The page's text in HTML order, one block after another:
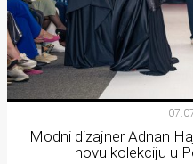
Modni dizajner Adnan
novu kolekciju u